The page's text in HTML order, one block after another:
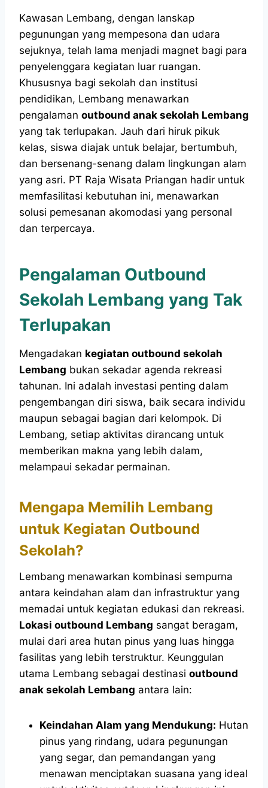
Kawasan Lembang, dengan lanskap
pegunungan yang mempesona dan udara
sejuknya, telah lama menjadi magnet bagi para
penyelenggara kegiatan luar ruangan.
Khususnya bagi sekolah dan institusi
pendidikan, Lembang menawarkan
pengalaman outbound anak sekolah Lembang
yang tak terlupakan. Jauh dari hiruk pikuk
kelas, siswa diajak untuk belajar, bertumbuh,
dan bersenang-senang dalam lingkungan alam
yang asri. PT Raja Wisata Priangan hadir untuk
memfasilitasi kebutuhan ini, menawarkan
solusi pemesanan akomodasi yang personal
dan terpercaya.
Pengalaman Outbound
Sekolah Lembang yang Tak
Terlupakan
Mengadakan kegiatan outbound sekolah
Lembang bukan sekadar agenda rekreasi
tahunan. Ini adalah investasi penting dalam
pengembangan diri siswa, baik secara individu
maupun sebagai bagian dari kelompok. Di
Lembang, setiap aktivitas dirancang untuk
memberikan makna yang lebih dalam,
melampaui sekadar permainan.
Mengapa Memilih Lembang
untuk Kegiatan Outbound
Sekolah?
Lembang menawarkan kombinasi sempurna
antara keindahan alam dan infrastruktur yang
memadai untuk kegiatan edukasi dan rekreasi.
Lokasi outbound Lembang sangat beragam,
mulai dari area hutan pinus yang luas hingga
fasilitas yang lebih terstruktur. Keunggulan
utama Lembang sebagai destinasi outbound
anak sekolah Lembang antara lain:
Keindahan Alam yang Mendukung: Hutan
pinus yang rindang, udara pegunungan
yang segar, dan pemandangan yang
menawan menciptakan suasana yang ideal